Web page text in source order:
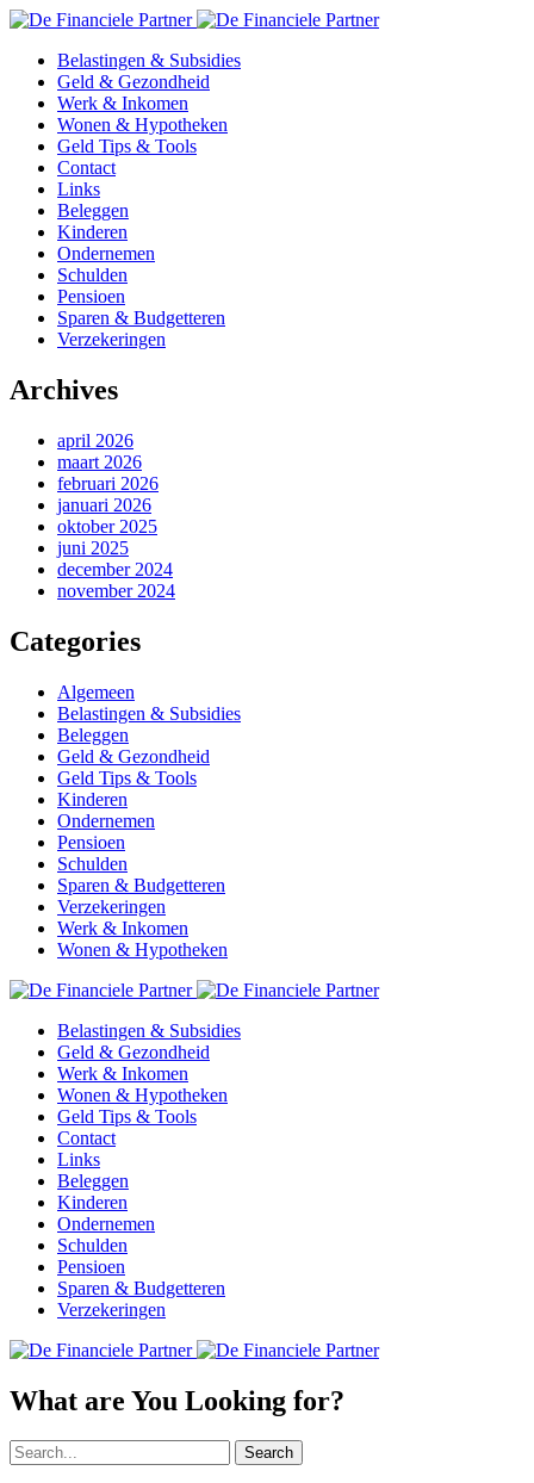
Belastingen & Subsidies
Geld & Gezondheid
Werk & Inkomen
Wonen & Hypotheken
Geld Tips & Tools
Contact
Links
Beleggen
Kinderen
Ondernemen
Schulden
Pensioen
Sparen & Budgetteren
Verzekeringen
Archives
april 2026
maart 2026
februari 2026
januari 2026
oktober 2025
juni 2025
december 2024
november 2024
Categories
Algemeen
Belastingen & Subsidies
Beleggen
Geld & Gezondheid
Geld Tips & Tools
Kinderen
Ondernemen
Pensioen
Schulden
Sparen & Budgetteren
Verzekeringen
Werk & Inkomen
Wonen & Hypotheken
Belastingen & Subsidies
Geld & Gezondheid
Werk & Inkomen
Wonen & Hypotheken
Geld Tips & Tools
Contact
Links
Beleggen
Kinderen
Ondernemen
Schulden
Pensioen
Sparen & Budgetteren
Verzekeringen
What are You Looking for?
Search